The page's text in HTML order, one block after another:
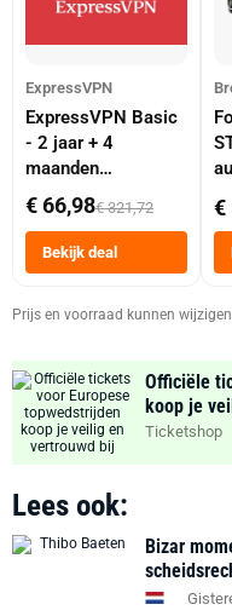
ExpressVPN
ExpressVPN Basic
- 2 jaar + 4
maanden
abonnement
€ 66,98€ 321,72
Bekijk deal
€
Prijs en voorraad kunnen
Officiële
koop je
Ticketshop
Lees ook:
Bizar